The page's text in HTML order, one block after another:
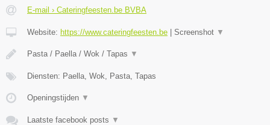
E-mail › Cateringfeesten.be BVBA
Website: https://www.cateringfeesten.be Screenshot ▼
Pasta / Paella / Wok / Tapas ▼
Diensten: Paella, Wok, Pasta, Tapas
Openingstijden ▼
Laatste facebook posts ▼